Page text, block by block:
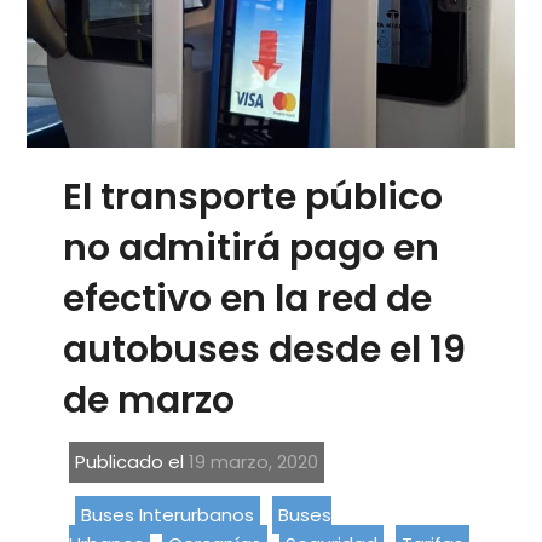
El transporte público
no admitirá pago en
efectivo en la red de
autobuses desde el 19
de marzo
Publicado el19 marzo, 2020
Buses Interurbanos
Buses